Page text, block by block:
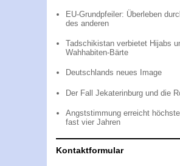
EU-Grundpfeiler: Überleben
des anderen
Tadschikistan verbietet Hijabs
Wahhabiten-Bärte
Deutschlands neues Image
Der Fall Jekaterinburg und die
Angststimmung erreicht
fast vier Jahren
Kontaktformular